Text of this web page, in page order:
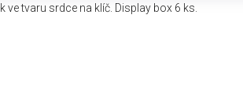
tvaru srdce na klíč. Display box 6 ks.